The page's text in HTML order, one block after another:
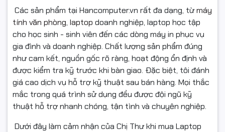
Các sản phẩm tại Hancomputer.vn rất đa dạng, từmáy
tính văn phòng, laptop doanh nghiệp, laptop học tập
cho học sinh - sinh viên đến các dòng máy in phục vụ
gia đình và doanh nghiệp. Chất lượng sản phẩm đúng
như cam kết, nguồn gốc rõ ràng, hoạt động ổn định và
được kiểm tra kỹ trước khi bàn giao. Đặc biệt, tôi đánh
giá cao dịch vụ hỗ trợ kỹ thuật sau bán hàng. Mọi thắc
mắc trong quá trình sử dụng đều được đội ngũ kỹ
thuật hỗ trợ nhanh chóng, tận tình và chuyên nghiệp.
Dưới đây làm cảm nhận của Chị Thư khi mua Laptop